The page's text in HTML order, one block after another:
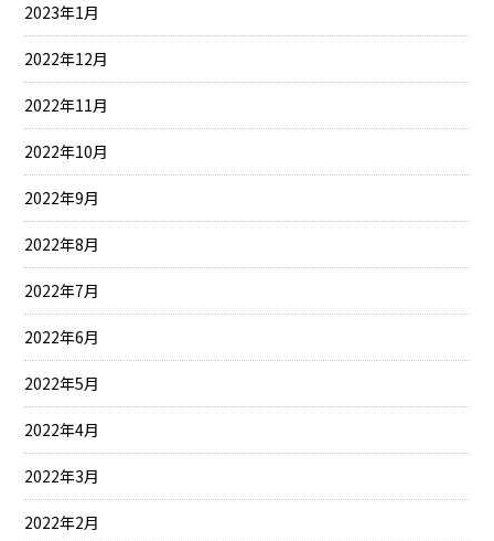
2023年1月
2022年12月
2022年11月
2022年10月
2022年9月
2022年8月
2022年7月
2022年6月
2022年5月
2022年4月
2022年3月
2022年2月